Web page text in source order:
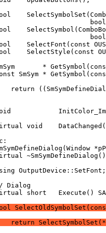
short   Execute()
return